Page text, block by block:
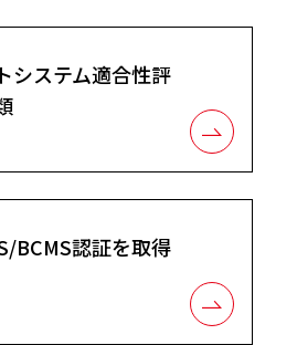
システム適合性評
BCMS認証を取得